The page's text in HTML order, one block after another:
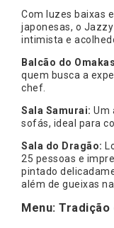
Com luzes baixas
japonesas, o
intimista e
Balcão do
quem busca a
chef.
Sala Samurai: Um
sofás, ideal para
Sala do Dragão:
25 pessoas e
pintado
além de gueixas
Menu: